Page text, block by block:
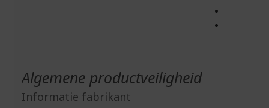
Algemene productveiligheid
Informatie fabrikant